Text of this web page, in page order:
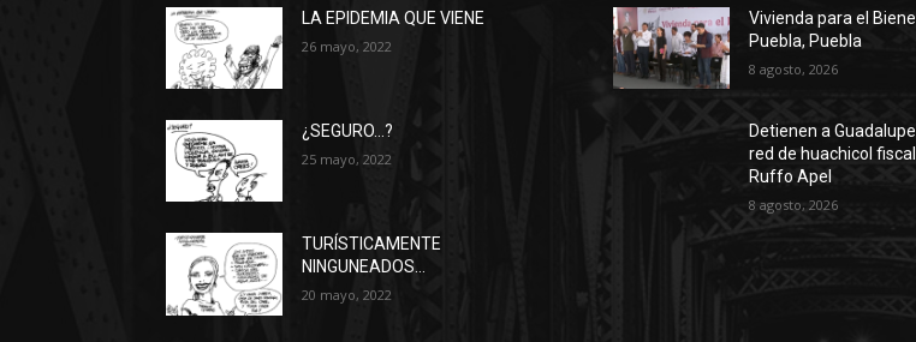
LA EPIDEMIA QUE VIENE
26 mayo, 2022
¿SEGURO…?
25 mayo, 2022
TURÍSTICAMENTE
NINGUNEADOS…
20 mayo, 2022
Vivienda para el
Puebla, Puebla
8 agosto, 2026
Detienen a
red de huachicol
Ruffo Apel
8 agosto, 2026